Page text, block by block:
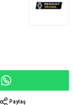
Paylaş